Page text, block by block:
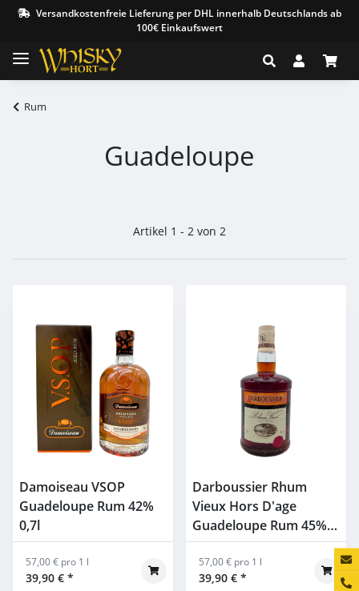
Versandkostenfreie Lieferung per DHL innerhalb Deutschlands ab
100€ Einkaufswert
Rum
Guadeloupe
Artikel 1 - 2 von 2
Damoiseau VSOP
Guadeloupe Rum 42%
0,7l
39,90 € *
57,00 € pro 1 l
Darboussier Rhum
Vieux Hors D'age
Guadeloupe Rum 45%
0,7l
39,90 € *
57,00 € pro 1 l